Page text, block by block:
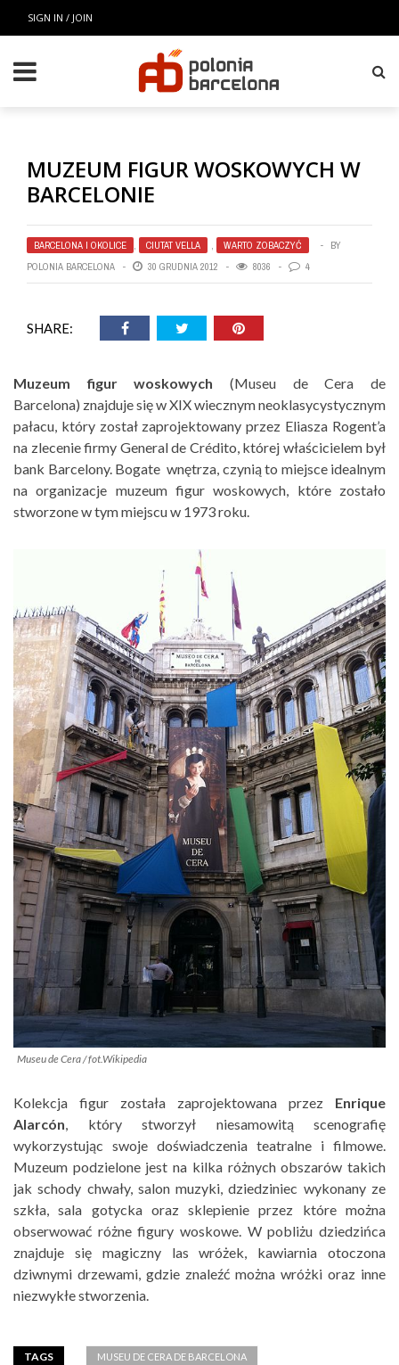
SIGN IN / JOIN
MUZEUM FIGUR WOSKOWYCH W
BARCELONIE
BARCELONA I OKOLICE , CIUTAT VELLA , WARTO ZOBACZYĆ
BY
POLONIA BARCELONA
30 GRUDNIA 2012 8036 4
SHARE:
Muzeum figur woskowych (Museu de Cera de
Barcelona) znajduje się w XIX wiecznym neoklasycystycznym
pałacu, który został zaprojektowany przez Eliasza Rogent’a
na zlecenie firmy General de Crédito, której właścicielem był
bank Barcelony. Bogate wnętrza, czynią to miejsce idealnym
na organizacje muzeum figur woskowych, które zostało
stworzone w tym miejscu w 1973 roku.
Museu de Cera / fot.Wikipedia
Kolekcja figur została zaprojektowana przez Enrique
Alarcón, który stworzył niesamowitą scenografię
wykorzystując swoje doświadczenia teatralne i filmowe.
Muzeum podzielone jest na kilka różnych obszarów takich
jak schody chwały, salon muzyki, dziedziniec wykonany ze
szkła, sala gotycka oraz sklepienie przez które można
obserwować różne figury woskowe. W pobliżu dziedzińca
znajduje się magiczny las wróżek, kawiarnia otoczona
dziwnymi drzewami, gdzie znaleźć można wróżki oraz inne
niezwykłe stworzenia.
TAGS MUSEU DE CERA DE BARCELONA